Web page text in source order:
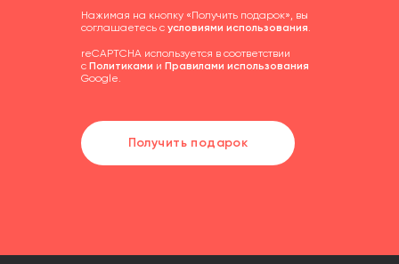
Нажимая на кнопку «Получить подарок», вы
соглашаетесь с условиями использования.
reCAPTCHA используется в соответствии
с Политиками и Правилами использования
Google.
Получить подарок